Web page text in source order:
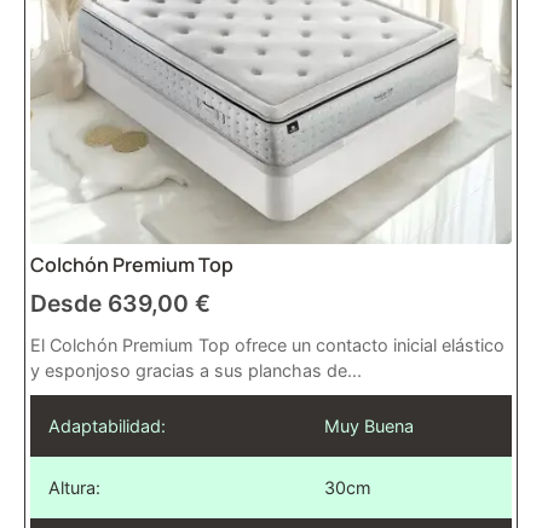
Colchón Premium Top
Desde 639,00 €
El Colchón Premium Top ofrece un contacto inicial elástico
y esponjoso gracias a sus planchas de...
Adaptabilidad: Muy Buena
Altura: 30cm